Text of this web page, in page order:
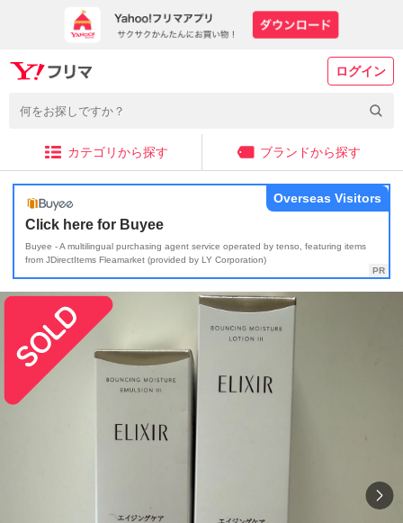
ログイン
カテゴリから探す ブランドから探す
Click here for Buyee
Buyee - A multilingual purchasing agent service operated by tenso, featuring items
from JDirectItems Fleamarket (provided by LY Corporation)
Overseas Visitors